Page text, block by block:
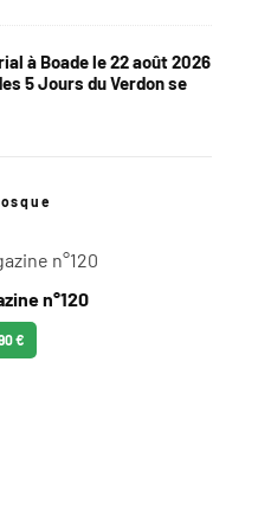
à Boade le 22 août 2026
5 Jours du Verdon se
n°120
€